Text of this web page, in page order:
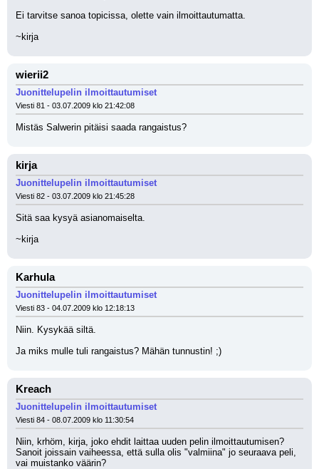
Ei tarvitse sanoa topicissa, olette vain ilmoittautumatta.
~kirja
wierii2
Juonittelupelin ilmoittautumiset
Viesti 81 - 03.07.2009 klo 21:42:08
Mistäs Salwerin pitäisi saada rangaistus?
kirja
Juonittelupelin ilmoittautumiset
Viesti 82 - 03.07.2009 klo 21:45:28
Sitä saa kysyä asianomaiselta.
~kirja
Karhula
Juonittelupelin ilmoittautumiset
Viesti 83 - 04.07.2009 klo 12:18:13
Niin. Kysykää siltä.
Ja miks mulle tuli rangaistus? Mähän tunnustin! ;)
Kreach
Juonittelupelin ilmoittautumiset
Viesti 84 - 08.07.2009 klo 11:30:54
Niin, krhöm, kirja, joko ehdit laittaa uuden pelin ilmoittautumisen?
Sanoit joissain vaiheessa, että sulla olis "valmiina" jo seuraava peli,
vai muistanko väärin?